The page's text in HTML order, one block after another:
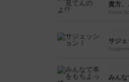
貴方
Anata
サジェ
みん